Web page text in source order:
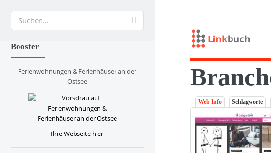
Web Info Schlagworte
Booster
Ferienwohnungen & Ferienhäuser an der
Ostsee
Ihre Webseite hier